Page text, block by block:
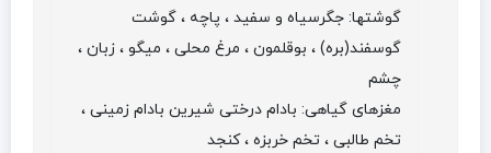
گوشتها: جگرسیاه و سفید ، پاچه ، گوشت
گوسفند(بره) ، بوقلمون ، مرغ محلی ، میگو ، زبان ،
چشم
مغزهای گیاهی: بادام درختی شیرین بادام زمینی ،
تخم طالبی ، تخم خربزه ، کنجد